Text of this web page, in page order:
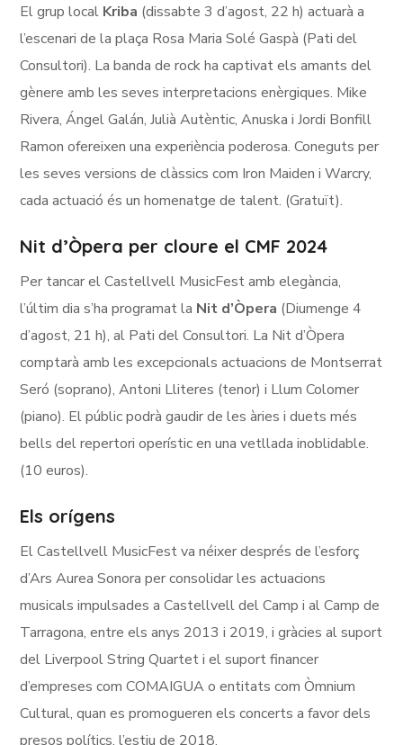
El grup local Kriba (dissabte 3 d’agost, 22 h) actuarà a
l’escenari de la plaça Rosa Maria Solé Gaspà (Pati del
Consultori). La banda de rock ha captivat els amants del
gènere amb les seves interpretacions enèrgiques. Mike
Rivera, Ángel Galán, Julià Autèntic, Anuska i Jordi Bonfill
Ramon ofereixen una experiència poderosa. Coneguts per
les seves versions de clàssics com Iron Maiden i Warcry,
cada actuació és un homenatge de talent. (Gratuït).
Nit d’Òpera per cloure el CMF 2024
Per tancar el Castellvell MusicFest amb elegància,
l’últim dia s’ha programat la Nit d’Òpera (Diumenge 4
d’agost, 21 h), al Pati del Consultori. La Nit d’Òpera
comptarà amb les excepcionals actuacions de Montserrat
Seró (soprano), Antoni Lliteres (tenor) i Llum Colomer
(piano). El públic podrà gaudir de les àries i duets més
bells del repertori operístic en una vetllada inoblidable.
(10 euros).
Els orígens
El Castellvell MusicFest va néixer després de l’esforç
d’Ars Aurea Sonora per consolidar les actuacions
musicals impulsades a Castellvell del Camp i al Camp de
Tarragona, entre els anys 2013 i 2019, i gràcies al suport
del Liverpool String Quartet i el suport financer
d’empreses com COMAIGUA o entitats com Òmnium
Cultural, quan es promogueren els concerts a favor dels
presos polítics, l’estiu de 2018.